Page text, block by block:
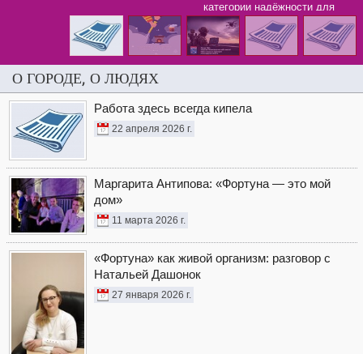
категории надёжности для
бытовых нужд.
О ГОРОДЕ, О ЛЮДЯХ
Работа здесь всегда кипела
22 апреля 2026 г.
Маргарита Антипова: «Фортуна — это мой
дом»
11 марта 2026 г.
«Фортуна» как живой организм: разговор с
Натальей Дашонок
27 января 2026 г.